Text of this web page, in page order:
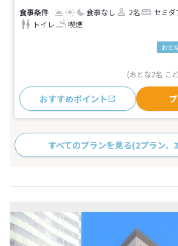
食事なし 2名 セミダ
トイレ
喫煙
おと
(おとな2名 こ
おすすめポイント
すべてのプランを見る(2プラン、